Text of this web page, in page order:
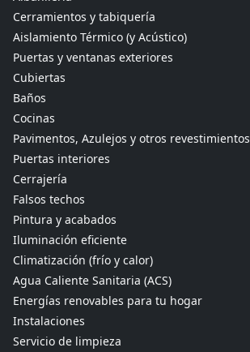
Cerramientos y tabiquería
Aislamiento Térmico (y Acústico)
Puertas y ventanas exteriores
Cubiertas
Baños
Cocinas
Pavimentos, Azulejos y otros revestimientos
Puertas interiores
Cerrajería
Falsos techos
Pintura y acabados
Iluminación eficiente
Climatización (frío y calor)
Agua Caliente Sanitaria (ACS)
Energías renovables para tu hogar
Instalaciones
Servicio de limpieza